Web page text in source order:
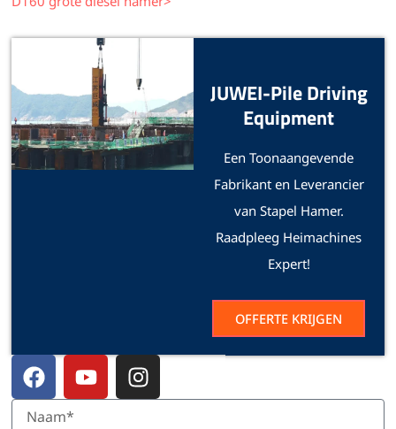
JUWEI-Pile Driving
Equipment
Een Toonaangevende
Fabrikant en Leverancier
van Stapel Hamer.
Raadpleeg Heimachines
Expert!
OFFERTE KRIJGEN
F
a
c
Y
o
u
I
n
s